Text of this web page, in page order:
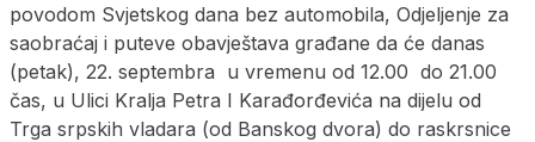
povodom Svjetskog dana bez automobila, Odjeljenje za
saobraćaj i puteve obavještava građane da će danas
(petak), 22. septembra u vremenu od 12.00 do 21.00
čas, u Ulici Kralja Petra I Karađorđevića na dijelu od
Trga srpskih vladara (od Banskog dvora) do raskrsnice